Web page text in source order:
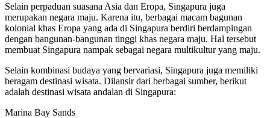
Selain perpaduan suasana Asia dan Eropa, Singapura juga
merupakan negara maju. Karena itu, berbagai macam bagunan
kolonial khas Eropa yang ada di Singapura berdiri berdampingan
dengan bangunan-bangunan tinggi khas negara maju. Hal tersebut
membuat Singapura nampak sebagai negara multikultur yang maju.
Selain kombinasi budaya yang bervariasi, Singapura juga memiliki
beragam destinasi wisata. Dilansir dari berbagai sumber, berikut
adalah destinasi wisata andalan di Singapura:
Marina Bay Sands